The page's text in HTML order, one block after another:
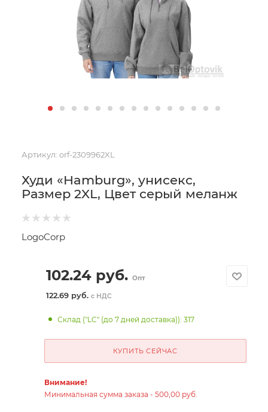
Артикул: orf-2309962XL
Худи «Hamburg», унисекс,
Размер 2XL, Цвет серый меланж
LogoCorp
102.24руб. Опт
122.69 руб. с НДС
Склад ("LC" (до 7 дней доставка)): 317
КУПИТЬ СЕЙЧАС
Внимание!
Минимальная сумма заказа - 500,00 руб.